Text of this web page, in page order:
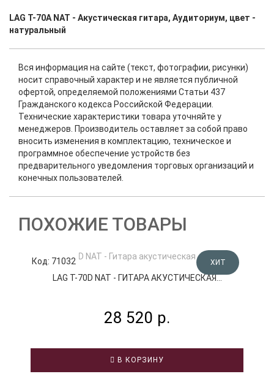
LAG T-70A NAT - Акустическая гитара, Аудиториум, цвет -
натуральный
Вся информация на сайте (текст, фотографии, рисунки)
носит справочный характер и не является публичной
офертой, определяемой положениями Статьи 437
Гражданского кодекса Российской Федерации.
Технические характеристики товара уточняйте у
менеджеров. Производитель оставляет за собой право
вносить изменения в комплектацию, техническое и
программное обеспечение устройств без
предварительного уведомления торговых организаций и
конечных пользователей.
ПОХОЖИЕ ТОВАРЫ
Код: 71032 ХИТ
LAG T-70D NAT - ГИТАРА АКУСТИЧЕСКАЯ...
28 520 р.
В КОРЗИНУ